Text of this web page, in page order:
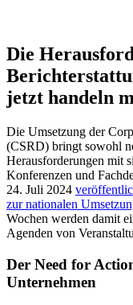
Die
jetzt handeln
Die Umsetzung der
(CSRD) bringt sowohl
Herausforderungen mit
Konferenzen und
24. Juli 2024
zur nationalen
Wochen werden damit
Agenden von
Der Need for
Unternehmen